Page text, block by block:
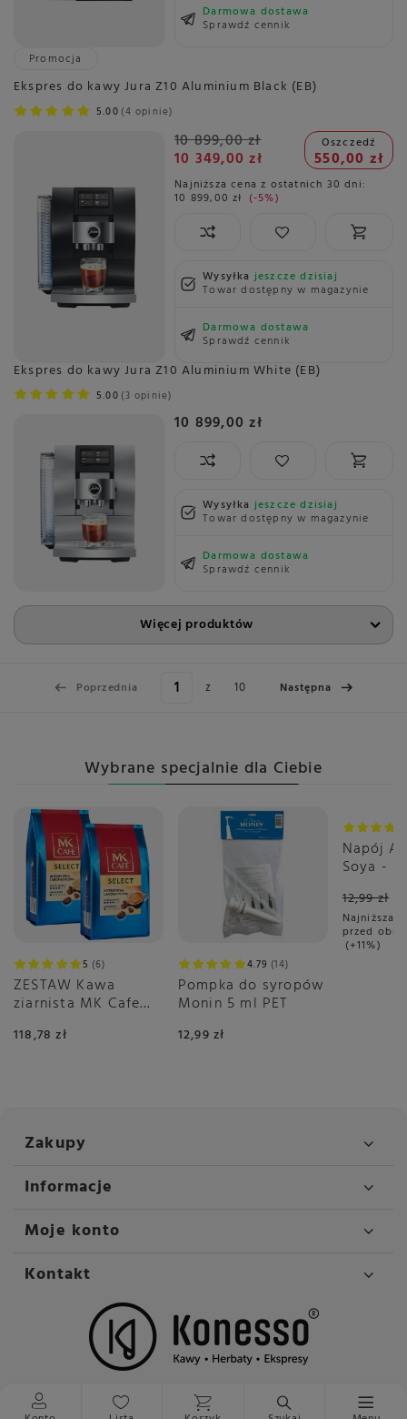
Darmowa dostawa
Sprawdź cennik
Promocja
Ekspres do kawy Jura Z10 Aluminium Black (EB)
5.00 4 opinie
10 899,00 zł
10 349,00 zł
Oszczedź
550,00 zł
Najniższa cena z ostatnich 30 dni:
10 899,00 zł -5%
Wysyłkajeszcze dzisiaj
Towar dostępny w magazynie
Darmowa dostawa
Sprawdź cennik
Ekspres do kawy Jura Z10 Aluminium White (EB)
5.00 3 opinie
10 899,00 zł
Wysyłkajeszcze dzisiaj
Towar dostępny w magazynie
Darmowa dostawa
Sprawdź cennik
Więcej produktów
Poprzednia z 10 Następna
Wybrane specjalnie dla Ciebie
5 6
ZESTAW Kawa
ziarnista MK Cafe
118,78 zł
4.79 14
Pompka do syropów
Monin 5 ml PET
12,99 zł
Okazja
Napój
Soya -
12,99 zł
Najniższa
przed
+11%
Zakupy
Informacje
Moje konto
Kontakt